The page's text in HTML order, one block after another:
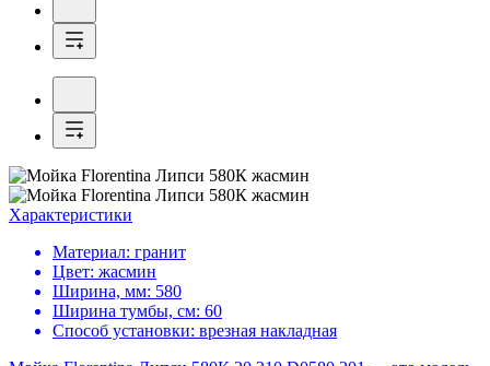
Характеристики
Материал: гранит
Цвет: жасмин
Ширина, мм: 580
Ширина тумбы, см: 60
Способ установки: врезная накладная